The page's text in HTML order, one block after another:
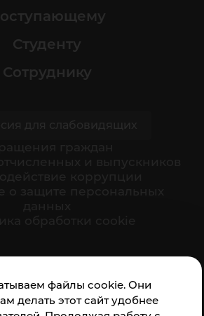
файлы cookie. Они
делать этот сайт удобнее
Студенту
Сотруднику
организации: